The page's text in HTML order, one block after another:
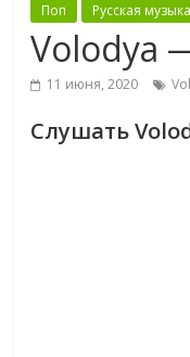
Поп Русская музыка
Volodya
11 июня, 2020
Слушать